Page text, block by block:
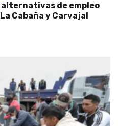
alternativas de empleo
Cabaña y Carvajal